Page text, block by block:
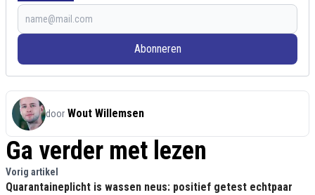
Abonneren
door Wout Willemsen
Ga verder met lezen
Vorig artikel
Quarantaineplicht is wassen neus: positief getest echtpaar